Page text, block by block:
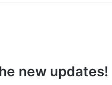
new updates!